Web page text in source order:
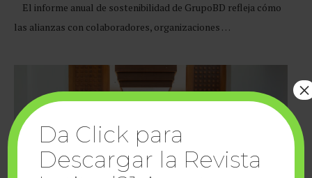
El informe anual de sostenibilidad de GrupoBD refleja cómo
las alianzas con colaboradores, organizaciones …
Da Click para
Descargar la Revista
×